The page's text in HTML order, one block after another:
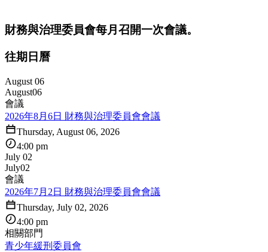
財務與治理委員會每月召開一次會議。
往期日曆
August 06
August06
會議
2026年8月6日 財務與治理委員會會議
Thursday, August 06, 2026
4:00 pm
July 02
July02
會議
2026年7月2日 財務與治理委員會會議
Thursday, July 02, 2026
4:00 pm
相關部門
青少年緩刑委員會